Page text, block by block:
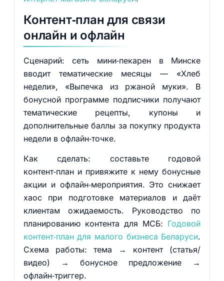
Контент‑план для связи
онлайн и офлайн
Сценарий: сеть мини‑пекарен в Минске
вводит тематические месяцы — «Хлеб
недели», «Выпечка из ржаной муки». В
бонусной программе подписчики получают
тематические рецепты, купоны и
дополнительные баллы за покупку продукта
недели в офлайн‑точке.
Как сделать: составьте годовой
контент‑план и привяжите к нему бонусные
акции и офлайн‑мероприятия. Это снижает
хаос при подготовке материалов и даёт
клиентам ожидаемость. Руководство по
планированию контента для МСБ: Годовой
контент‑план для малого бизнеса Беларуси.
Схема работы: тема → контент (статья/
видео) → бонусное предложение →
офлайн‑триггер.